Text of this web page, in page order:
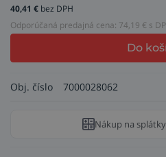
40,41 € bez DPH
Odporúčaná predajná cena: 74,19 € s
Do
Obj. číslo 7000028062
Nákup na